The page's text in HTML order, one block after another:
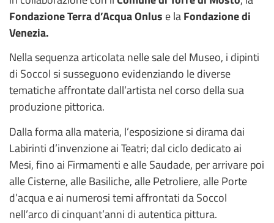
Fondazione Terra d’Acqua Onlus e laFondazione di
Venezia.
Nella sequenza articolata nelle sale del Museo, i dipinti
di Soccol si susseguono evidenziando le diverse
tematiche affrontate dall’artista nel corso della sua
produzione pittorica.
Dalla forma alla materia, l’esposizione si dirama dai
Labirinti d’invenzione ai Teatri; dal ciclo dedicato ai
Mesi, fino ai Firmamenti e alle Saudade, per arrivare poi
alle Cisterne, alle Basiliche, alle Petroliere, alle Porte
d’acqua e ai numerosi temi affrontati da Soccol
nell’arco di cinquant’anni di autentica pittura.